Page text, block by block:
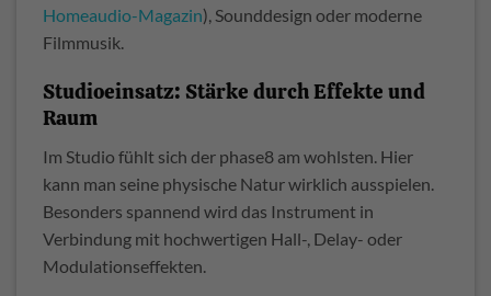
Homeaudio-Magazin), Sounddesign oder moderne
Filmmusik.
Studioeinsatz: Stärke durch Effekte und
Raum
Im Studio fühlt sich der phase8 am wohlsten. Hier
kann man seine physische Natur wirklich ausspielen.
Besonders spannend wird das Instrument in
Verbindung mit hochwertigen Hall-, Delay- oder
Modulationseffekten.